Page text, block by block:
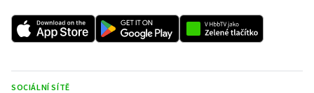
Sportovní střelba
Triatlon
SOCIÁLNÍ SÍTĚ